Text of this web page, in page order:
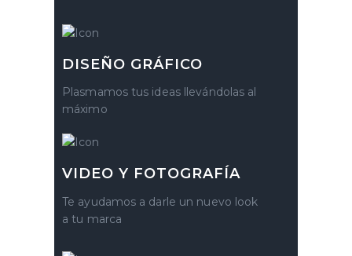
DISEÑO GRÁFICO
Plasmamos tus ideas llevándolas al
máximo
VIDEO Y FOTOGRAFÍA
Te ayudamos a darle un nuevo look
a tu marca